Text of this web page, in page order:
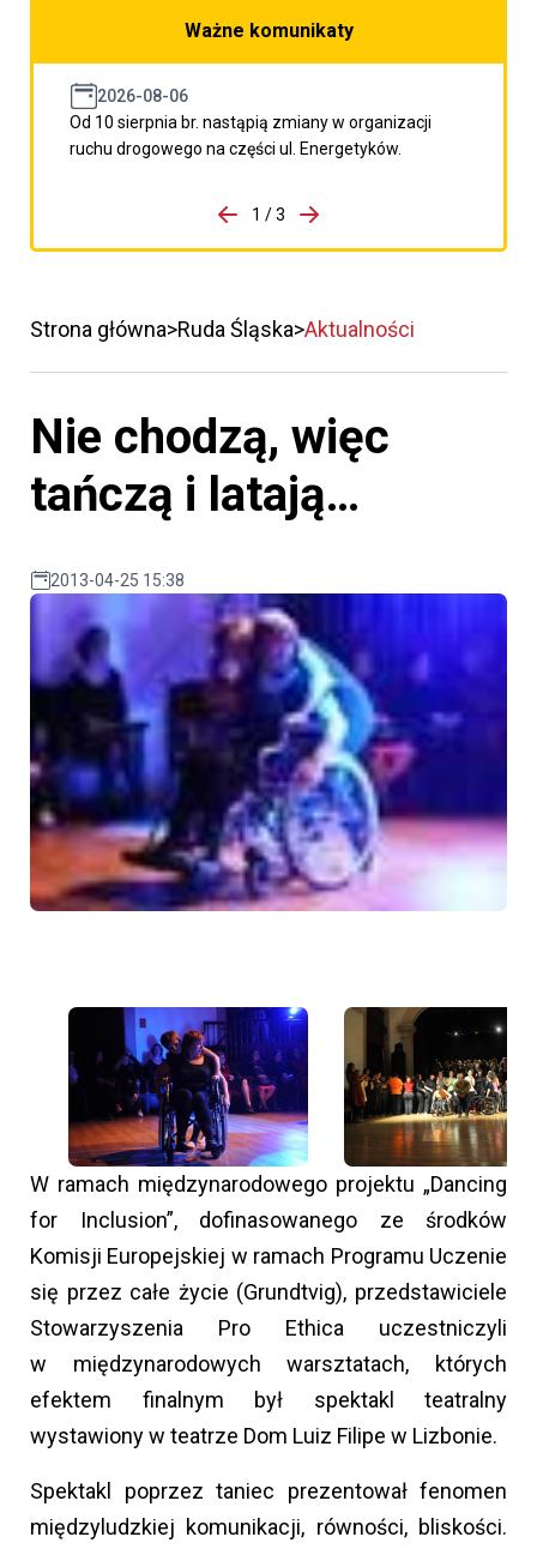
Ważne komunikaty
2026-08-06
Od 10 sierpnia br. nastąpią zmiany w organizacji
ruchu drogowego na części ul. Energetyków.
porzpedniego komunikatu
1 / 3
Przejdź do następnego
Strona główna Ruda Śląska Aktualności
Nie chodzą, więc
tańczą i latają…
2013-04-25 15:38
W ramach międzynarodowego projektu „Dancing
for Inclusion”, dofinasowanego ze środków
Komisji Europejskiej w ramach Programu Uczenie
się przez całe życie (Grundtvig), przedstawiciele
Stowarzyszenia Pro Ethica uczestniczyli
w międzynarodowych warsztatach, których
efektem finalnym był spektakl teatralny
wystawiony w teatrze Dom Luiz Filipe w Lizbonie.
Spektakl poprzez taniec prezentował fenomen
międzyludzkiej komunikacji, równości, bliskości.